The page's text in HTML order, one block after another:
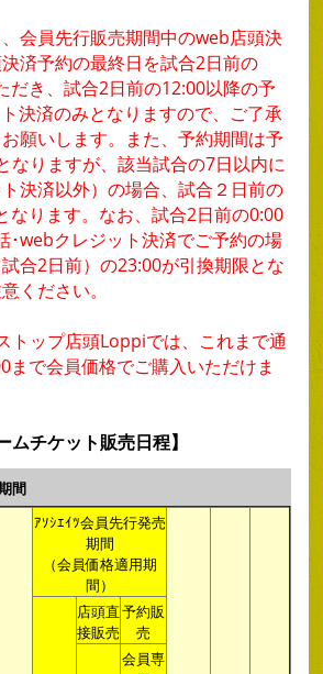
会員先行販売期間中のweb店頭決
済予約の最終日を試合2日前の
だき、試合2日前の12:00以降の予
決済のみとなりますので、ご了承
願いします。また、予約期間は予
なりますが、該当試合の7日以内に
決済以外）の場合、試合２日前の
なります。なお、試合2日前の0:00
･webクレジット決済でご予約の場
合2日前）の23:00が引換期限とな
ください。
トップ店頭Loppiでは、これまで通
まで会員価格でご購入いただけま
ムチケット販売日程】
間
ｱｿｼｴｲﾂ会員先行発売
期間
（会員価格適用期
間）
店頭直
接販売
予約販
売
会員専